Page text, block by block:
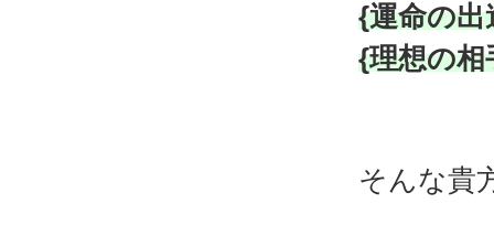
{運命の
{理想の
そんな貴